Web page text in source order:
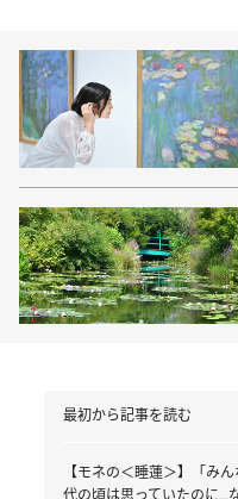
最初から記事を読む
【モネの＜睡蓮＞】「み
代の頃は思っていたのに…